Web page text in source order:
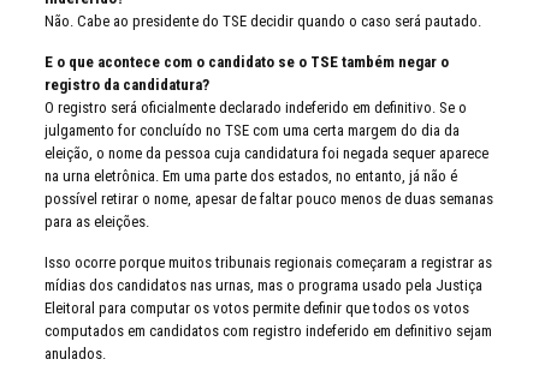
Não. Cabe ao presidente do TSE decidir quando o caso será pautado.
E o que acontece com o candidato se o TSE também negar o
registro da candidatura?
O registro será oficialmente declarado indeferido em definitivo. Se o
julgamento for concluído no TSE com uma certa margem do dia da
eleição, o nome da pessoa cuja candidatura foi negada sequer aparece
na urna eletrônica. Em uma parte dos estados, no entanto, já não é
possível retirar o nome, apesar de faltar pouco menos de duas semanas
para as eleições.
Isso ocorre porque muitos tribunais regionais começaram a registrar as
mídias dos candidatos nas urnas, mas o programa usado pela Justiça
Eleitoral para computar os votos permite definir que todos os votos
computados em candidatos com registro indeferido em definitivo sejam
anulados.